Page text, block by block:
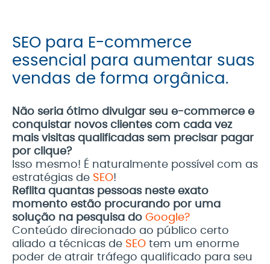
SEO para E-commerce
essencial para aumentar suas
vendas de forma orgânica.
Não seria ótimo divulgar seu e-commerce e
conquistar novos clientes com cada vez
mais visitas qualificadas sem precisar pagar
por clique?
Isso mesmo! É naturalmente possível com as
estratégias de SEO!
Reflita quantas pessoas neste exato
momento estão procurando por uma
solução na pesquisa do Google?
Conteúdo direcionado ao público certo
aliado a técnicas de SEO tem um enorme
poder de atrair tráfego qualificado para seu